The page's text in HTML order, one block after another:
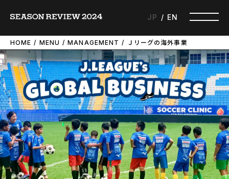
JP EN
HOME MENU MANAGEMENT Ｊリーグの海外事業